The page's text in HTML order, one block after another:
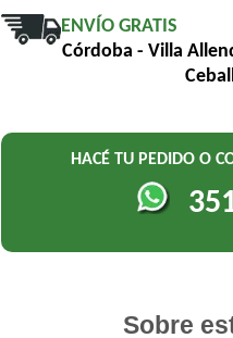
ENVÍO GRATIS
Córdoba - Villa
HACÉ TU PEDIDO O
Sobre